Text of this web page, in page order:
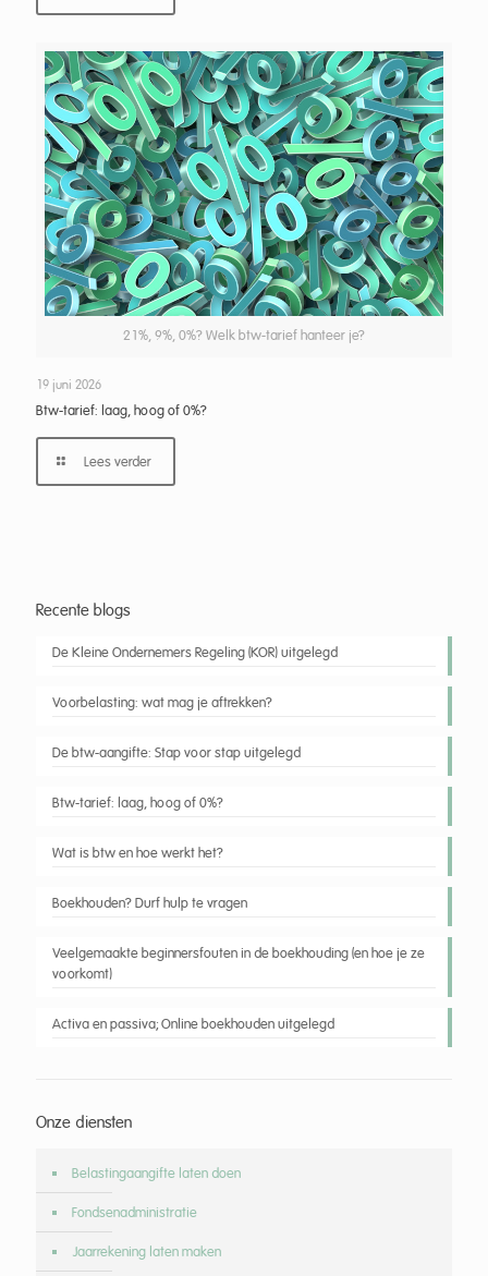
21%, 9%, 0%? Welk btw-tarief hanteer je?
19 juni 2026
Btw-tarief: laag, hoog of 0%?
Lees verder
Recente blogs
De Kleine Ondernemers Regeling (KOR) uitgelegd
Voorbelasting: wat mag je aftrekken?
De btw-aangifte: Stap voor stap uitgelegd
Btw-tarief: laag, hoog of 0%?
Wat is btw en hoe werkt het?
Boekhouden? Durf hulp te vragen
Veelgemaakte beginnersfouten in de boekhouding (en hoe je ze
voorkomt)
Activa en passiva; Online boekhouden uitgelegd
Onze diensten
Belastingaangifte laten doen
Fondsenadministratie
Jaarrekening laten maken